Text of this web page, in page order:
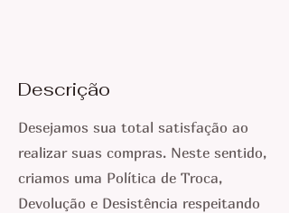
Descrição
Desejamos sua total satisfação ao
realizar suas compras. Neste sentido,
criamos uma Política de Troca,
Devolução e Desistência respeitando